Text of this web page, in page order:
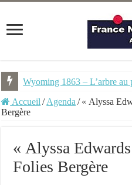
Wyoming 1863 – L’arbre au
NEMU #7 – Spécial
Accueil / Agenda / « Alyssa
Bergère
« Alyssa
Folies Bergère